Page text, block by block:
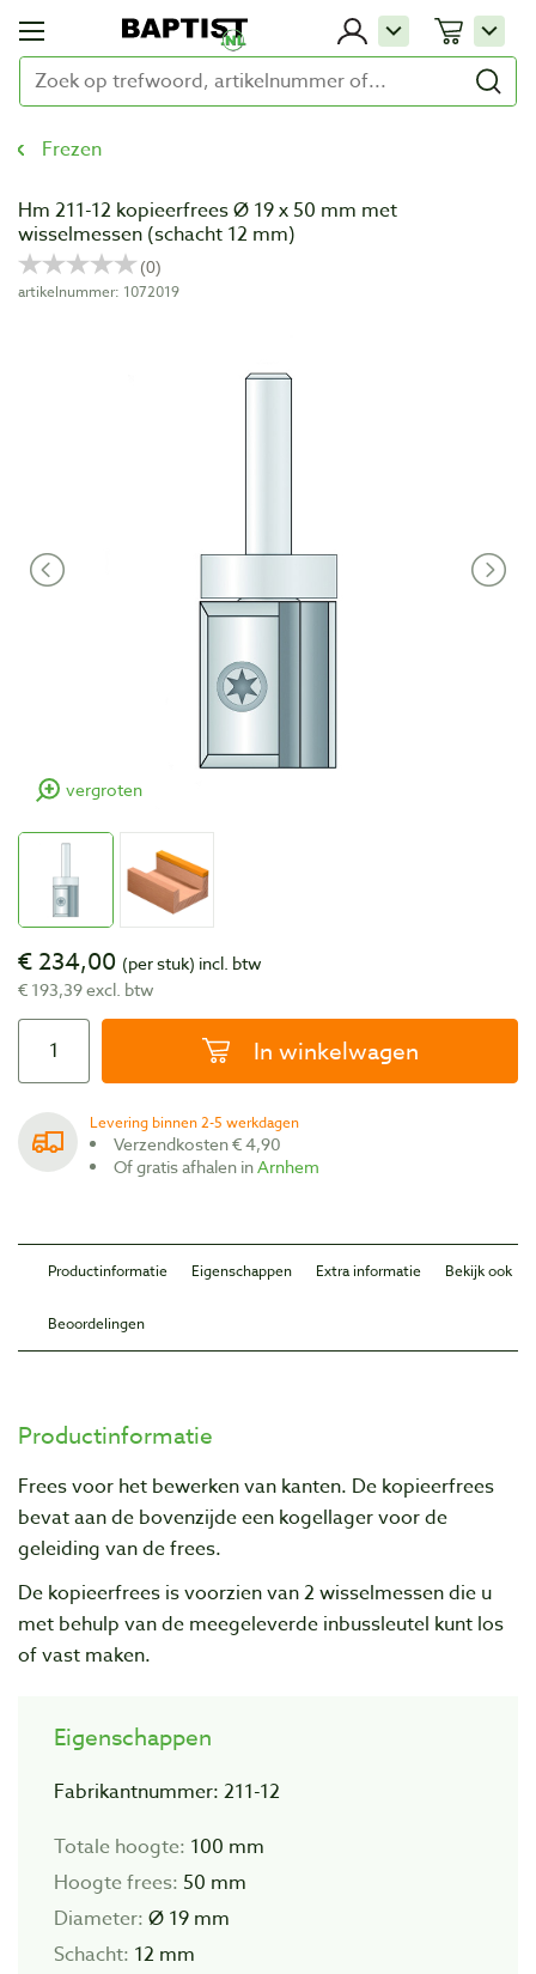
Frezen
Hm 211-12 kopieerfrees Ø 19 x 50 mm met
wisselmessen (schacht 12 mm)
artikelnummer: 1072019
vergroten
€ 234,00 (per stuk) incl. btw
€ 193,39 excl. btw
In winkelwagen
Levering binnen 2-5 werkdagen
Verzendkosten € 4,90
Of gratis afhalen inArnhem
Productinformatie Eigenschappen Extra informatie Bekijk ook
Beoordelingen
Productinformatie
Frees voor het bewerken van kanten. De kopieerfrees
bevat aan de bovenzijde een kogellager voor de
geleiding van de frees.
De kopieerfrees is voorzien van 2 wisselmessen die u
met behulp van de meegeleverde inbussleutel kunt los
of vast maken.
Eigenschappen
Fabrikantnummer: 211-12
Totale hoogte: 100 mm
Hoogte frees: 50 mm
Diameter: Ø 19 mm
Schacht: 12 mm